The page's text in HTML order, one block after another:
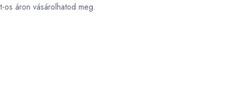
áron vásárolhatod meg.